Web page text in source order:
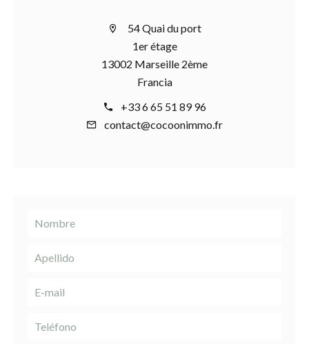
54 Quai du port
1er étage
13002 Marseille 2ème
Francia
+33 6 65 51 89 96
contact@cocoonimmo.fr